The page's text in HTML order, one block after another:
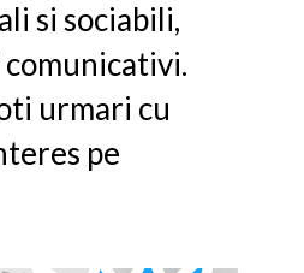
si sociabili,
urmari cu
pe